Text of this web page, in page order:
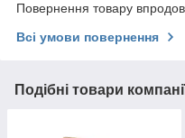
Повернення товару
Всі умови повернення
Подібні товари